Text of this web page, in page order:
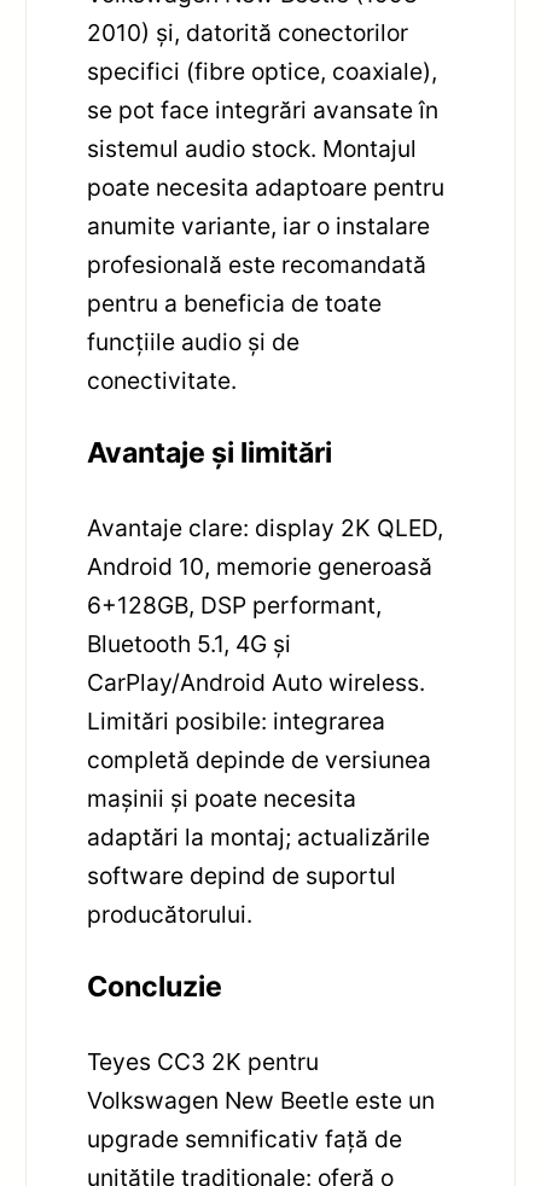
2010) și, datorită conectorilor
specifici (fibre optice, coaxiale),
se pot face integrări avansate în
sistemul audio stock. Montajul
poate necesita adaptoare pentru
anumite variante, iar o instalare
profesională este recomandată
pentru a beneficia de toate
funcțiile audio și de
conectivitate.
Avantaje și limitări
Avantaje clare: display 2K QLED,
Android 10, memorie generoasă
6+128GB, DSP performant,
Bluetooth 5.1, 4G și
CarPlay/Android Auto wireless.
Limitări posibile: integrarea
completă depinde de versiunea
mașinii și poate necesita
adaptări la montaj; actualizările
software depind de suportul
producătorului.
Concluzie
Teyes CC3 2K pentru
Volkswagen New Beetle este un
upgrade semnificativ față de
unitățile tradiționale: oferă o